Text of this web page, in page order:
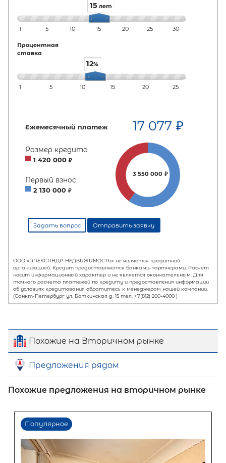
0 10 60 80
Похожие на Вторичном рынке
Предложения рядом
Похожие предложения на вторичном рынке